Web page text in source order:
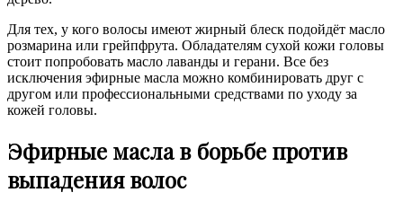
Для тех, у кого волосы имеют жирный блеск подойдёт масло
розмарина или грейпфрута. Обладателям сухой кожи головы
стоит попробовать масло лаванды и герани. Все без
исключения эфирные масла можно комбинировать друг с
другом или профессиональными средствами по уходу за
кожей головы.
Эфирные масла в борьбе против
выпадения волос